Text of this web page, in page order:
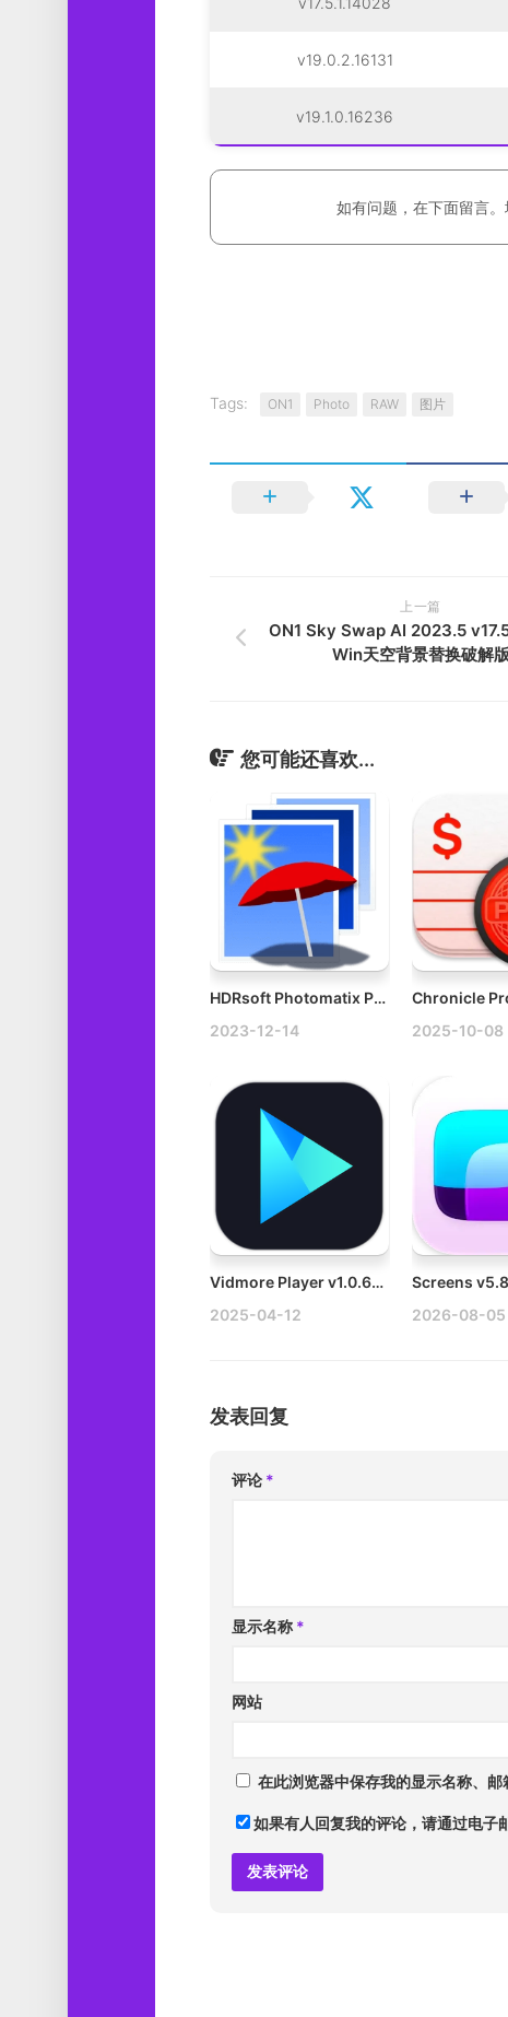
v19.0.2.16131
v19.1.0.16236
如有问题，在下面留言
Tags: ON1 Photo RAW 图片
上一篇
ON1 Sky Swap AI 2023.5
Win天空背景替换破解版
您可能还喜欢...
HDRsoft Photomatix Pro v7.1 Mac专业HDR图像处理应用破解版
2023-12-14
2025-10-08
Vidmore Player v1.0.68 Mac蓝光媒体播放器破解版
2025-04-12
2026-08-05
发表回复
评论 *
显示名称 *
网站
在此浏览器中保存我的显示名称、邮
如果有人回复我的评论，请通过电子